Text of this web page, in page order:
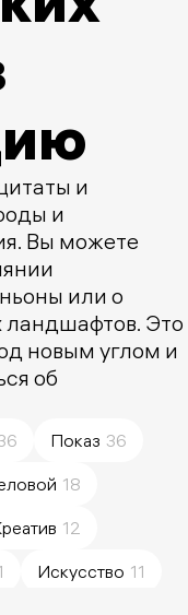
и
и
Вы можете
или о
Это
новым углом и
об
Показ 36
18
12
Искусство 11